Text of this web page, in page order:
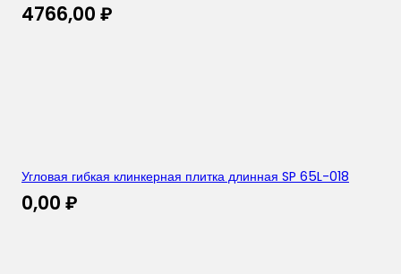
4766,00 ₽
Угловая гибкая клинкерная плитка длинная SP 65L-018
0,00 ₽